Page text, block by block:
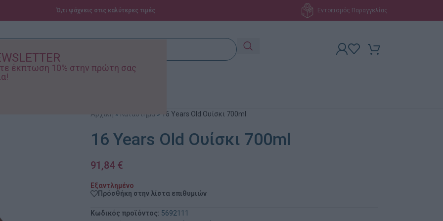
έκπτωση 10% στην πρώτη σας
Ό,τι ψάχνεις στις καλύτερες τιμές Εντοπισμός Παραγγελίας
Αρχική » Κατάστημα » 16 Years Old Ουίσκι 700ml
16 Years Old Ουίσκι 700ml
91,84 €
Εξαντλημένο
Πρόσθήκη στην λίστα επιθυμιών
Κωδικός προϊόντος: 5692111